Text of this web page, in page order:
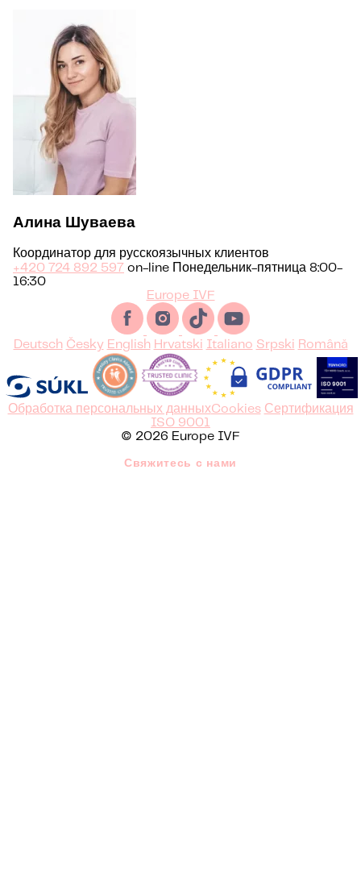
Алина Шуваева
Координатор для русскоязычных клиентов
+420 724 892 597 on-line Понедельник-пятница 8:00-
16:30
Europe IVF
Deutsch Česky English Hrvatski Italiano Srpski Română
Обработка персональных данныхCookies Сертификация
ISO 9001
© 2026 Europe IVF
Свяжитесь с нами